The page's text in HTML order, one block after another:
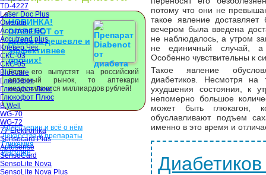
TD-4227
Laser Doc Plus
Омелон
Accutrend GC
Accutrend plus
Клевер Чек
СКС-03
СКС-05
Bluecare
Глюкофот
Глюкофот Люкс
Глюкофот Плюс
B.Well
WG-70
WG-72
77 Elektronika
Sensocard Plus
Autosense
SensoCard
SensoLite Nova
SensoLite Nova Plus
НОВИНКА!
DIABENOT от
диабета дешевле и
эффективнее
прочих!
Если его выпустят на российский
аптечный рынок, то аптекари
недосчитаются миллиардов рублей!
Холестерин и всё о нём
Лекарства и препараты
Гликемия
Инсулин
потому что они не
такое явление
вечером была введена
не наблюдалось, а утром
не единичный случай, а
Особенно чувствительны к
Такое явление
диабетиков. Несмотря на
ухудшения состояния, к
непомерно большое
может быть глюкагон,
обуславливают подъем
именно в это время и